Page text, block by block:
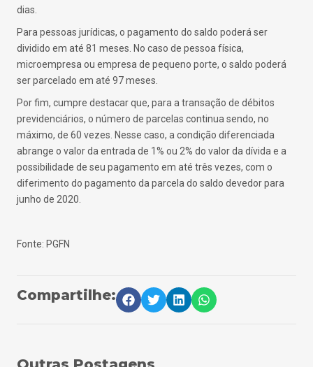
dias.
Para pessoas jurídicas, o pagamento do saldo poderá ser
dividido em até 81 meses. No caso de pessoa física,
microempresa ou empresa de pequeno porte, o saldo poderá
ser parcelado em até 97 meses.
Por fim, cumpre destacar que, para a transação de débitos
previdenciários, o número de parcelas continua sendo, no
máximo, de 60 vezes. Nesse caso, a condição diferenciada
abrange o valor da entrada de 1% ou 2% do valor da dívida e a
possibilidade de seu pagamento em até três vezes, com o
diferimento do pagamento da parcela do saldo devedor para
junho de 2020.
Fonte: PGFN
Compartilhe: